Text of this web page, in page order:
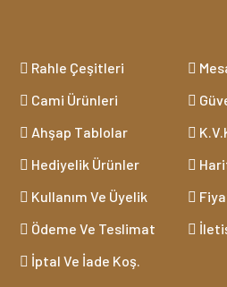
Rahle Çeşitleri
Cami Ürünleri
Ahşap Tablolar
Hediyelik Ürünler
Kullanım Ve Üyelik
Ödeme Ve Teslimat
İptal Ve İade Koş.